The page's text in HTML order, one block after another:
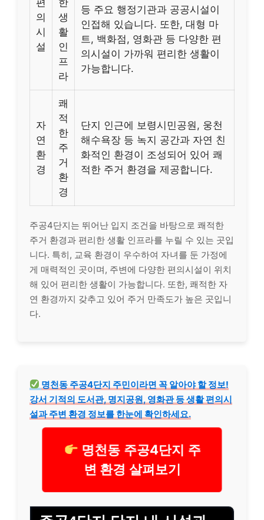
의
시
설
생
활
인
프
라
등 주요 행정기관과 공공시설이
인접해 있습니다. 또한, 대형 마
트, 백화점, 영화관 등 다양한 편
의시설이 가까워 편리한 생활이
가능합니다.
자
연
환
경
쾌
적
한
주
거
환
경
단지 인근에 보령시민공원, 웅천
해수욕장 등 녹지 공간과 자연 친
화적인 환경이 조성되어 있어 쾌
적한 주거 환경을 제공합니다.
주공4단지는 뛰어난 입지 조건을 바탕으로 쾌적한
주거 환경과 편리한 생활 인프라를 누릴 수 있는 곳입
니다. 특히, 교육 환경이 우수하여 자녀를 둔 가정에
게 매력적인 곳이며, 주변에 다양한 편의시설이 위치
해 있어 편리한 생활이 가능합니다. 또한, 쾌적한 자
연 환경까지 갖추고 있어 주거 만족도가 높은 곳입니
다.
명천동 주공4단지 주민이라면 꼭 알아야 할 정보!
강서 기적의 도서관, 명지공원, 영화관 등 생활 편의시
설과 주변 환경 정보를 한눈에 확인하세요.
명천동 주공4단지 주
변 환경 살펴보기